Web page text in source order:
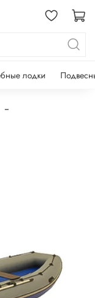
лодки